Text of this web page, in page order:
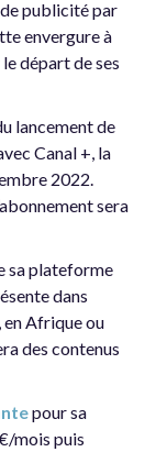
publicité par
envergure à
départ de ses
lancement de
Canal +, la
2022.
sera
sa plateforme
dans
en Afrique ou
des contenus
pour sa
mois puis